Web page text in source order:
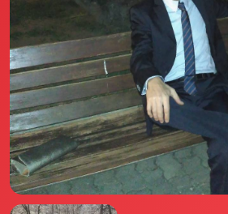
Il libro Donna di Cuori
Quanto costa Club di Più
Love Academy
Domande Frequenti
Impegno Sociale
Le nostre sedi
Facebook
YouTube